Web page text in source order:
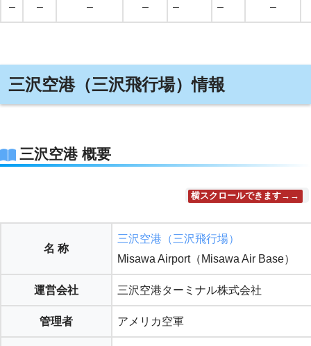
– – – – – – –
三沢空港（三沢飛行場）情報
三沢空港 概要
横スクロールできます→→
名 称
三沢空港（三沢飛行場）
Misawa Airport（Misawa Air Base）
運営会社 三沢空港ターミナル株式会社
管理者 アメリカ空軍